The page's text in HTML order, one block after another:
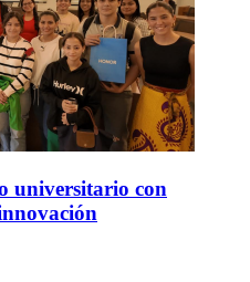
universitario con